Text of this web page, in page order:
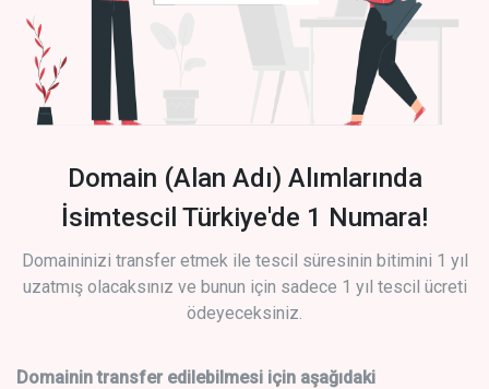
Domain (Alan Adı) Alımlarında
İsimtescil Türkiye'de 1 Numara!
Domaininizi transfer etmek ile tescil süresinin bitimini 1 yıl
uzatmış olacaksınız ve bunun için sadece 1 yıl tescil ücreti
ödeyeceksiniz.
Domainin transfer edilebilmesi için aşağıdaki